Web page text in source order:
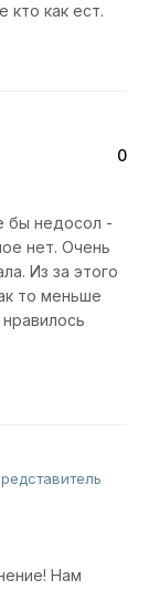
кто как ест.
0
бы недосол -
нет. Очень
Из за этого
то меньше
Нам